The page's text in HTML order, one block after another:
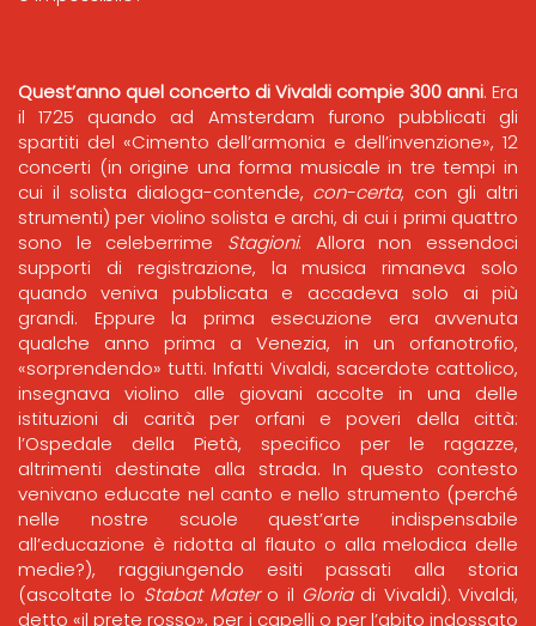
Quest’anno quel concerto di Vivaldi compie 300 anni. Era
il 1725 quando ad Amsterdam furono pubblicati gli
spartiti del «Cimento dell’armonia e dell’invenzione», 12
concerti (in origine una forma musicale in tre tempi in
cui il solista dialoga-contende, con-certa, con gli altri
strumenti) per violino solista e archi, di cui i primi quattro
sono le celeberrime Stagioni. Allora non essendoci
supporti di registrazione, la musica rimaneva solo
quando veniva pubblicata e accadeva solo ai più
grandi. Eppure la prima esecuzione era avvenuta
qualche anno prima a Venezia, in un orfanotrofio,
«sorprendendo» tutti. Infatti Vivaldi, sacerdote cattolico,
insegnava violino alle giovani accolte in una delle
istituzioni di carità per orfani e poveri della città:
l’Ospedale della Pietà, specifico per le ragazze,
altrimenti destinate alla strada. In questo contesto
venivano educate nel canto e nello strumento (perché
nelle nostre scuole quest’arte indispensabile
all’educazione è ridotta al flauto o alla melodica delle
medie?), raggiungendo esiti passati alla storia
(ascoltate lo Stabat Mater o il Gloriadi Vivaldi). Vivaldi,
detto «il prete rosso», per i capelli o per l’abito indossato